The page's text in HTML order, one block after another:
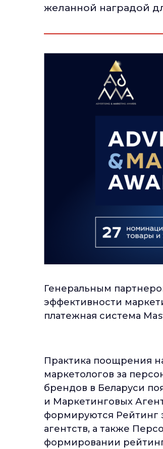
желанной наградой
Генеральным
эффективности
платежная система
Практика поощрения
маркетологов за
брендов в Беларуси
и Маркетинговых
формируются Рейтинг
агентств, а также
формировании